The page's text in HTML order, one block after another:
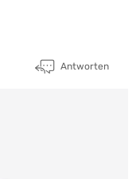
Antworten